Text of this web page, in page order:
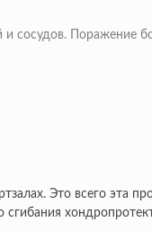
и сосудов. Поражение
Это всего эта
сгибания